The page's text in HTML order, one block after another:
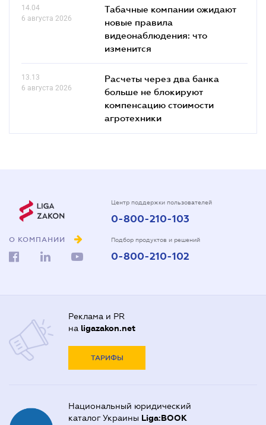
14.04
6 августа 2026
Табачные компании ожидают
новые правила
видеонаблюдения: что
изменится
13.13
6 августа 2026
Расчеты через два банка
больше не блокируют
компенсацию стоимости
агротехники
О КОМПАНИИ
Центр поддержки пользователей
0-800-210-103
Подбор продуктов и решений
0-800-210-102
Реклама и PR
на ligazakon.net
ТАРИФЫ
Национальный юридический
каталог Украины Liga:BOOK